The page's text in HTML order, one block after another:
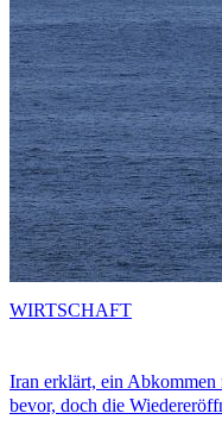
Iran erklärt, ein
bevor, doch die
WIRTSCHAFT